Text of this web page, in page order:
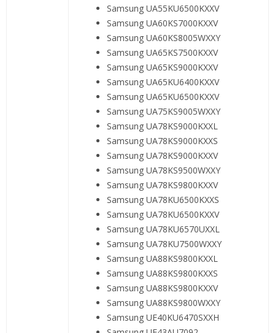
Samsung UA55KU6500KXXV
Samsung UA60KS7000KXXV
Samsung UA60KS8005WXXY
Samsung UA65KS7500KXXV
Samsung UA65KS9000KXXV
Samsung UA65KU6400KXXV
Samsung UA65KU6500KXXV
Samsung UA75KS9005WXXY
Samsung UA78KS9000KXXL
Samsung UA78KS9000KXXS
Samsung UA78KS9000KXXV
Samsung UA78KS9500WXXY
Samsung UA78KS9800KXXV
Samsung UA78KU6500KXXS
Samsung UA78KU6500KXXV
Samsung UA78KU6570UXXL
Samsung UA78KU7500WXXY
Samsung UA88KS9800KXXL
Samsung UA88KS9800KXXS
Samsung UA88KS9800KXXV
Samsung UA88KS9800WXXY
Samsung UE40KU6470SXXH